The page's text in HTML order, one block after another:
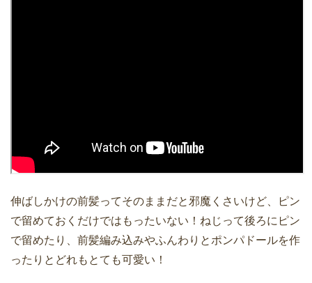
伸ばしかけの前髪ってそのままだと邪魔くさいけど、ピン
で留めておくだけではもったいない！ねじって後ろにピン
で留めたり、前髪編み込みやふんわりとポンパドールを作
ったりとどれもとても可愛い！